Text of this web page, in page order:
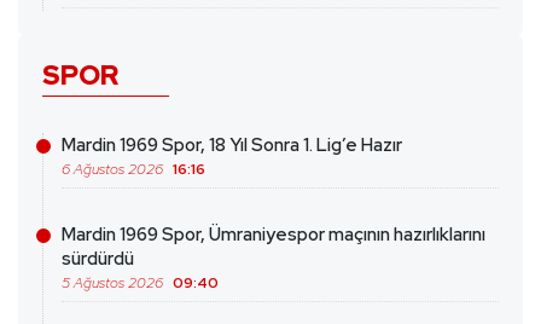
SPOR
Mardin 1969 Spor, 18 Yıl Sonra 1. Lig’e Hazır
6 Ağustos 2026 16:16
Mardin 1969 Spor, Ümraniyespor maçının hazırlıklarını
sürdürdü
5 Ağustos 2026 09:40